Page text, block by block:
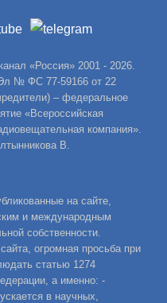
«Россия» 2001 - 2026.
№ ФС 77-59166 от 22
– федеральное
«Всероссийская
компания».
В.
на сайте,
и международным
собственности.
огромная просьба при
статью 1274
а именно: -
в научных,